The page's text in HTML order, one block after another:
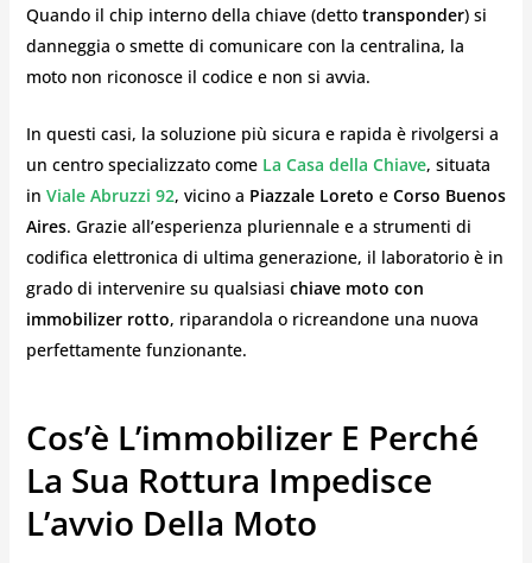
Quando il chip interno della chiave (detto transponder) si
danneggia o smette di comunicare con la centralina, la
moto non riconosce il codice e non si avvia.
In questi casi, la soluzione più sicura e rapida è rivolgersi a
un centro specializzato come La Casa della Chiave, situata
in Viale Abruzzi 92, vicino a Piazzale Loreto e Corso Buenos
Aires. Grazie all’esperienza pluriennale e a strumenti di
codifica elettronica di ultima generazione, il laboratorio è in
grado di intervenire su qualsiasi chiave moto con
immobilizer rotto, riparandola o ricreandone una nuova
perfettamente funzionante.
Cos’è L’immobilizer E Perché
La Sua Rottura Impedisce
L’avvio Della Moto